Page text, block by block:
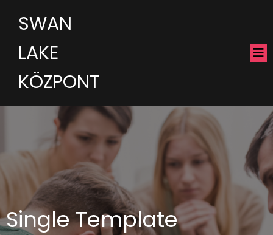
SWAN
LAKE
KÖZPONT
Single Template